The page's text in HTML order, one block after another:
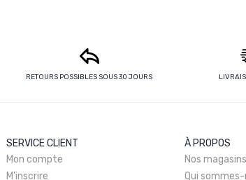
RETOURS POSSIBLES SOUS 30 JOURS
SERVICE CLIENT
Mon compte
M'inscrire
À PROPOS
Nos magasins
Qui sommes-